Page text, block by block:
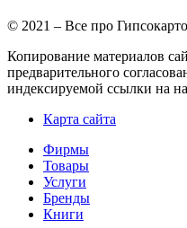
© 2021 – Все про
Копирование материалов
предварительного
индексируемой ссылки на
Карта сайта
Фирмы
Товары
Услуги
Бренды
Книги